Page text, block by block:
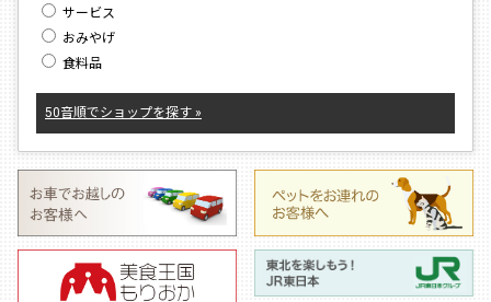
サービス
おみやげ
食料品
50音順でショップを探す »